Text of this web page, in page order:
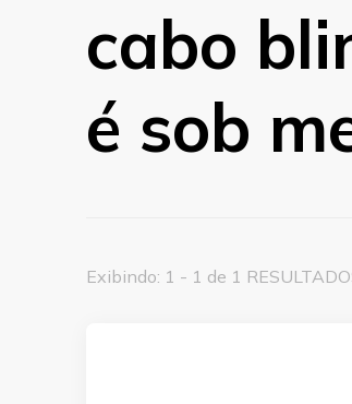
cabo
é sob
Exibindo: 1 - 1 de 1